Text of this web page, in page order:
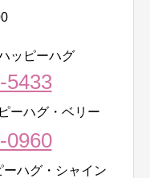
ッピーハグ
5433
ーハグ・ベリー
0960
ハグ・シャイン